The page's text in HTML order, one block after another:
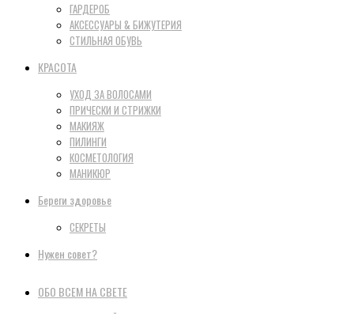
ГАРДЕРОБ
АКСЕССУАРЫ & БИЖУТЕРИЯ
СТИЛЬНАЯ ОБУВЬ
КРАСОТА
УХОД ЗА ВОЛОСАМИ
ПРИЧЕСКИ И СТРИЖКИ
МАКИЯЖ
ПИЛИНГИ
КОСМЕТОЛОГИЯ
МАНИКЮР
Береги здоровье
СЕКРЕТЫ
Нужен совет?
ОБО ВСЕМ НА СВЕТЕ